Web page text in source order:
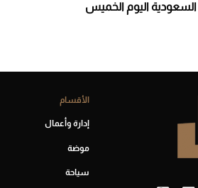
اليوم الخميس
الأقسام
إدارة وأعمال
موضة
سياحة